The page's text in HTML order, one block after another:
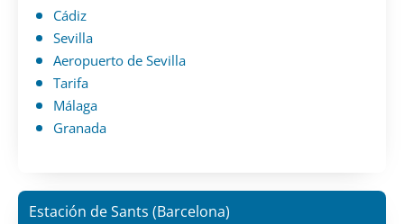
Cádiz
Sevilla
Aeropuerto de Sevilla
Tarifa
Málaga
Granada
Estación de Sants (Barcelona)